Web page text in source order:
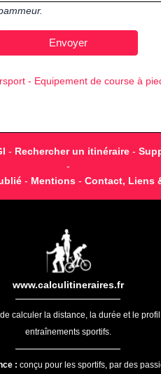
- Rechercher un itinéraire -
-
- Mentions- Contact, Liens
www.calculitineraires.fr
calculer la distance, la durée et le
entraînements sportifs.
: conçu pour les sportifs, par des